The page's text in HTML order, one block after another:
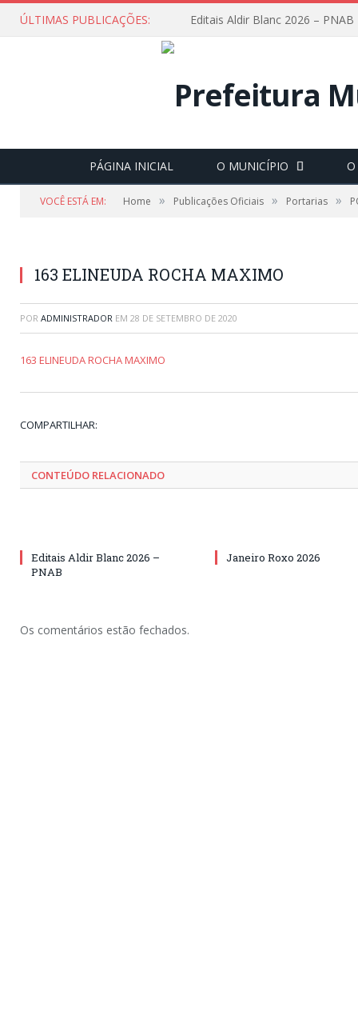
ÚLTIMAS PUBLICAÇÕES: Editais Aldir Blanc 2026 – PNAB
PÁGINA INICIAL O MUNICÍPIO O
VOCÊ ESTÁ EM: Home » Publicações Oficiais » Portarias »
163 ELINEUDA ROCHA MAXIMO
POR ADMINISTRADOR EM 28 DE SETEMBRO DE 2020
163 ELINEUDA ROCHA MAXIMO
COMPARTILHAR:
CONTEÚDO RELACIONADO
Editais Aldir Blanc 2026 –
PNAB
Janeiro Roxo 2026
Os comentários estão fechados.